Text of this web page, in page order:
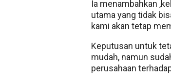
Ia menambahkan
utama yang tidak
kami akan tetap
Keputusan untuk
mudah, namun
perusahaan